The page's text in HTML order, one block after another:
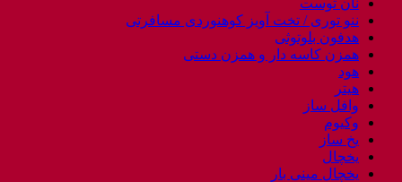
ننو توری / تخت آویز کوهنوردی مسافرتی
هدفون بلوتوثی
همزن کاسه دار و همزن دستی
هود
هیتر
وافل ساز
وکیوم
یخ ساز
یخچال
یخچال مینی بار